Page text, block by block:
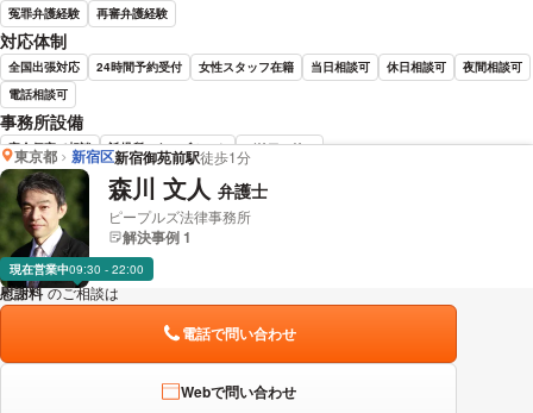
冤罪弁護経験 再審弁護経験
対応体制
全国出張対応 24時間予約受付 女性スタッフ在籍 当日相談可 休日相談可
夜間相談可
電話相談可
事務所設備
完全個室で相談 託児所・キッズルーム バリアフリー
戸舘 圭之 弁護士の詳細情報を見る
東京都 新宿区新宿御苑前駅徒歩1分
森川 文人 弁護士
ピープルズ法律事務所
解決事例 1
現在営業中09:30 - 22:00
慰謝料 のご相談は
電話で問い合わせ
Webで問い合わせ